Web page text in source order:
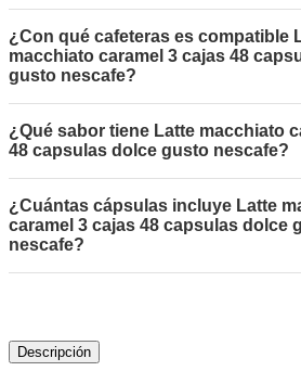
¿Con qué cafeteras es compatible
macchiato caramel 3 cajas 48
gusto nescafe?
¿Qué sabor tiene Latte macchiato
48 capsulas dolce gusto nescafe?
¿Cuántas cápsulas incluye Latte
caramel 3 cajas 48 capsulas dolce
nescafe?
Descripción